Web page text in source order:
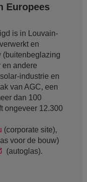
Europees
is in Louvain-
en
(buitenbeglazing
en andere
industrie en
van AGC, een
dan 100
ongeveer 12.300
(corporate site),
voor de bouw)
(autoglas).